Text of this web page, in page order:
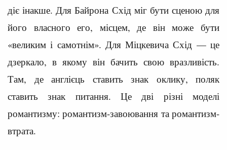
діє інакше. Для Байрона Схід міг бути сценою для
його власного его, місцем, де він може бути
«великим і самотнім». Для Міцкевича Схід — це
дзеркало, в якому він бачить свою вразливість.
Там, де англієць ставить знак оклику, поляк
ставить знак питання. Це дві різні моделі
романтизму: романтизм-завоювання та романтизм-
втрата.